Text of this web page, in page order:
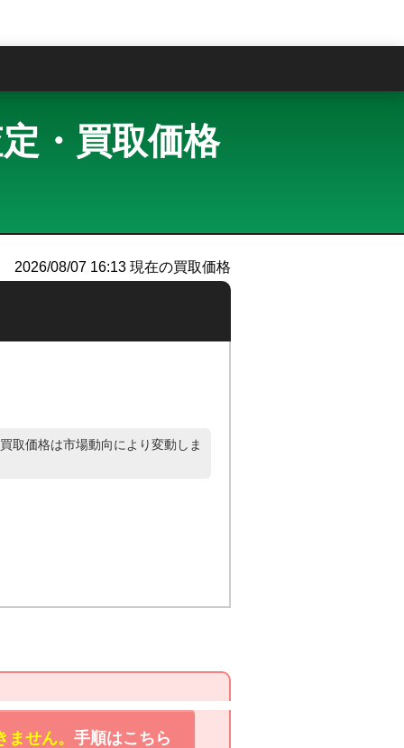
・買取価格
2026/08/07 16:13 現在の買取価格
取価格は市場動向により変動しま
せん。 手順はこちら